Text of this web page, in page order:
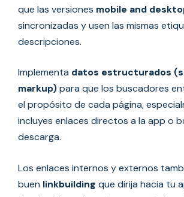
que las versiones mobile and
sincronizadas y usen las mismas
descripciones.
Implementa datos estructurados
markup)para que los buscadores
el propósito de cada página,
incluyes enlaces directos a la app o
descarga.
Los enlaces internos y externos
buen linkbuilding que dirija hacia tu